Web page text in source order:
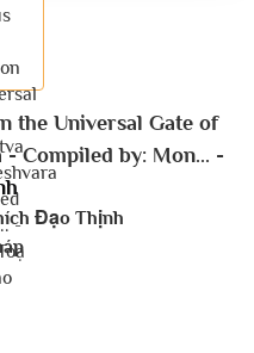
the Universal Gate of
Compiled by: Mon... -
Đạo Thịnh